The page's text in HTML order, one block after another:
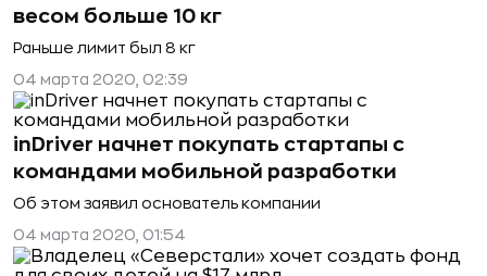
весом больше 10 кг
Раньше лимит был 8 кг
04 марта 2020, 02:39
inDriver начнет покупать стартапы с
командами мобильной разработки
Об этом заявил основатель компании
04 марта 2020, 01:54